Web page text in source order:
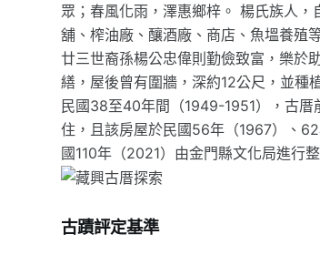
眾；春風化雨，澤惠鄉梓。 楊氏族人
舖、榨油廠、釀酒廠、商店、魚塭養殖
廿三世裔孫楊公忠偉則勤儉致富，樂於
繕，屋後曾有圍牆，深約12公尺，並種
民國38至40年間（1949-1951），古厝
住，且該房屋於民國56年（1967）、
國110年（2021）由金門縣文化局進行
古蹟評定基準